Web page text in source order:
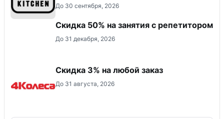
До 30 сентября, 2026
Скидка 50% на занятия с репетитором
До 31 декабря, 2026
Скидка 3% на любой заказ
До 31 августа, 2026